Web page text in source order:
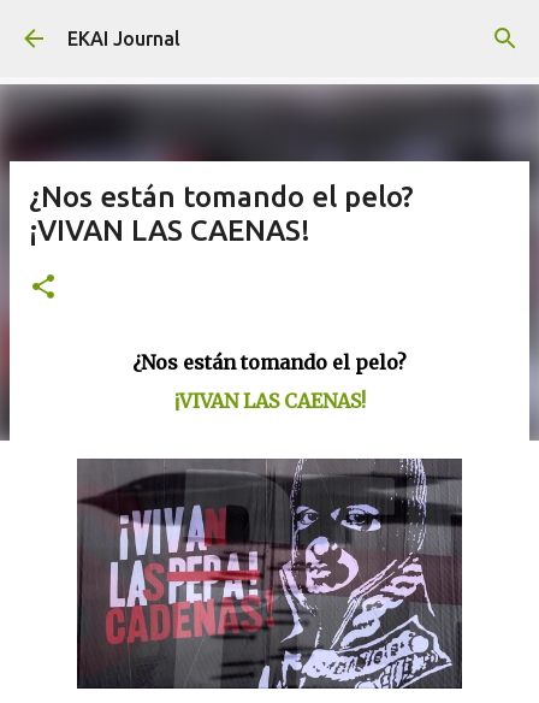
EKAI Journal
¿Nos están tomando el pelo?
¡VIVAN LAS CAENAS!
¿Nos están tomando el pelo?
¡VIVAN LAS CAENAS!